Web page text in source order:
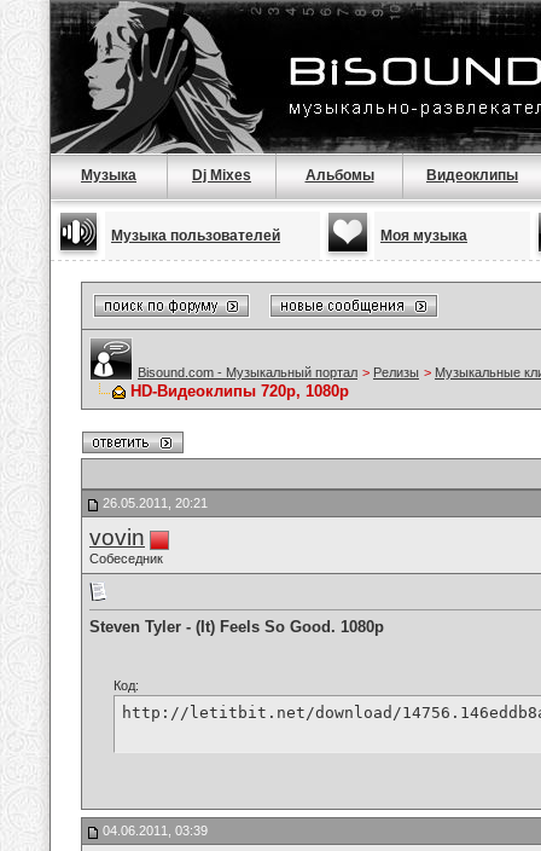
Музыка Dj Mixes Альбомы Видеоклипы
Музыка пользователей Моя музыка
Bisound.com - Музыкальный портал > Релизы > Музыкальные
HD-Видеоклипы 720p, 1080p
26.05.2011, 20:21
vovin
Собеседник
Steven Tyler - (It) Feels So Good. 1080p
Код:
http://letitbit.net/download/
04.06.2011, 03:39